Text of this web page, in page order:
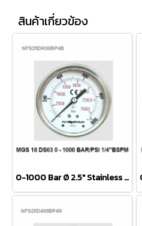
สินค้าเกี่ยวข้อง
0-1000 Bar Ø 2.5" Stainless Steel Back 1/4"